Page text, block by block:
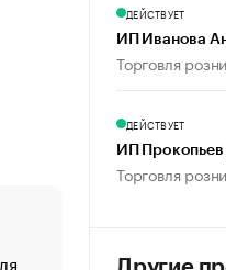
«От спорта тело
ДЕЙСТВУЕТ
ИП Иванова
Торговля
ДЕЙСТВУЕТ
ИП
Торговля